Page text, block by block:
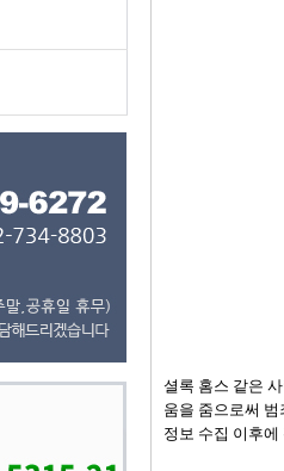
셜록 홈스 같은
움을 줌으로써
정보 수집 이후